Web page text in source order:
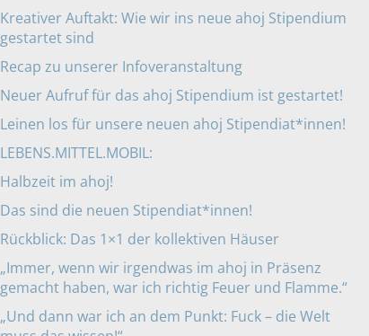
Kreativer Auftakt: Wie wir ins neue ahoj Stipendium
gestartet sind
Recap zu unserer Infoveranstaltung
Neuer Aufruf für das ahoj Stipendium ist gestartet!
Leinen los für unsere neuen ahoj Stipendiat*innen!
LEBENS.MITTEL.MOBIL:
Halbzeit im ahoj!
Das sind die neuen Stipendiat*innen!
Rückblick: Das 1×1 der kollektiven Häuser
„Immer, wenn wir irgendwas im ahoj in Präsenz
gemacht haben, war ich richtig Feuer und Flamme.“
„Und dann war ich an dem Punkt: Fuck – die Welt